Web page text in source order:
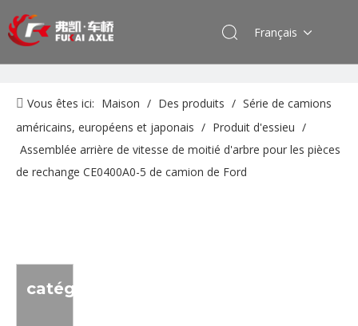
Français
Vous êtes ici: Maison / Des produits / Série de camions
américains, européens et japonais / Produit d'essieu /
Assemblée arrière de vitesse de moitié d'arbre pour les pièces
de rechange CE0400A0-5 de camion de Ford
catégorie